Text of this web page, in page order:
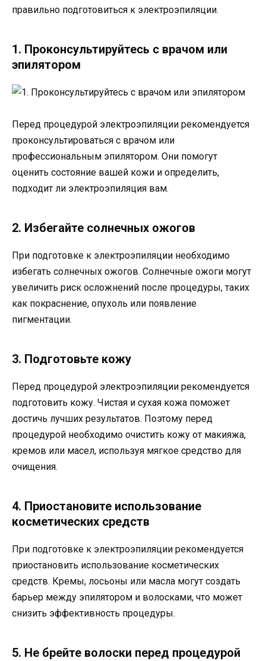
правильно подготовиться к электроэпиляции.
1. Проконсультируйтесь с врачом или
эпилятором
Перед процедурой электроэпиляции рекомендуется
проконсультироваться с врачом или
профессиональным эпилятором. Они помогут
оценить состояние вашей кожи и определить,
подходит ли электроэпиляция вам.
2. Избегайте солнечных ожогов
При подготовке к электроэпиляции необходимо
избегать солнечных ожогов. Солнечные ожоги могут
увеличить риск осложнений после процедуры, таких
как покраснение, опухоль или появление
пигментации.
3. Подготовьте кожу
Перед процедурой электроэпиляции рекомендуется
подготовить кожу. Чистая и сухая кожа поможет
достичь лучших результатов. Поэтому перед
процедурой необходимо очистить кожу от макияжа,
кремов или масел, используя мягкое средство для
очищения.
4. Приостановите использование
косметических средств
При подготовке к электроэпиляции рекомендуется
приостановить использование косметических
средств. Кремы, лосьоны или масла могут создать
барьер между эпилятором и волосками, что может
снизить эффективность процедуры.
5. Не брейте волоски перед процедурой